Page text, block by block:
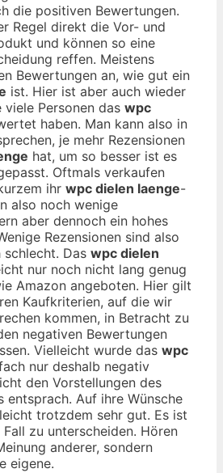
die positiven Bewertungen.
Regel direkt die Vor- und
und können so eine
reffen. Meistens
Bewertungen an, wie gut ein
ist. Hier ist aber auch wieder
Personen das wpc
haben. Man kann also in
je mehr Rezensionen
hat, um so besser ist es
Oftmals verkaufen
ihr wpc dielen laenge-
also noch wenige
aber dennoch ein hohes
Rezensionen sind also
Das wpc dielen
nur noch nicht lang genug
Amazon angeboten. Hier gilt
Kaufkriterien, auf die wir
kommen, in Betracht zu
negativen Bewertungen
Vielleicht wurde das wpc
nur deshalb negativ
den Vorstellungen des
entsprach. Auf ihre Wünsche
trotzdem sehr gut. Es ist
zu unterscheiden. Hören
anderer, sondern
eigene.